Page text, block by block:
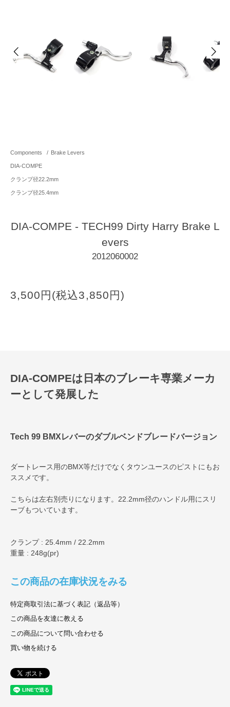
Components / Brake Levers
DIA-COMPE
クランプ径22.2mm
クランプ径25.4mm
DIA-COMPE - TECH99 Dirty Harry Brake L
evers
2012060002
3,500円(税込3,850円)
DIA-COMPEは日本のブレーキ専業メーカ
ーとして発展した
Tech 99 BMXレバーのダブルベンドブレードバージョン
ダートレース用のBMX等だけでなくタウンユースのピストにもお
ススメです。
こちらは左右別売りになります。22.2mm径のハンドル用にスリ
ーブもついています。
クランプ : 25.4mm / 22.2mm
重量 : 248g(pr)
この商品の在庫状況をみる
特定商取引法に基づく表記（返品等）
この商品を友達に教える
この商品について問い合わせる
買い物を続ける